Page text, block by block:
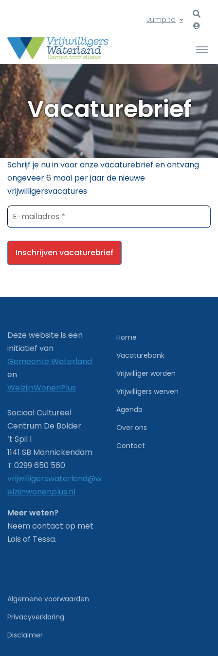
Jump to
Vacaturebrief
Schrijf je nu in voor onze vacaturebrief en ontvang
ongeveer 6 maal per jaar de nieuwe
vrijwilligersvacatures
Deze website is een
initiatief van
Gemeente Waterland
en
WelzijnWonenPlus
Sociaal Cultureel
Centrum De Bolder
‘t Spil 1
1141 SB Monnickendam
T 0299 650 560
vrijwilligerswaterland@w
elzijnwonenplus.nl
Meer weten?
Neem contact op met
Lois of Tessa.
Home
Vacaturebank
Vrijwilliger worden
Vrijwilligers werven
Agenda
Over ons
Contact
Algemene voorwaarden
Privacyverklaring
Disclaimer